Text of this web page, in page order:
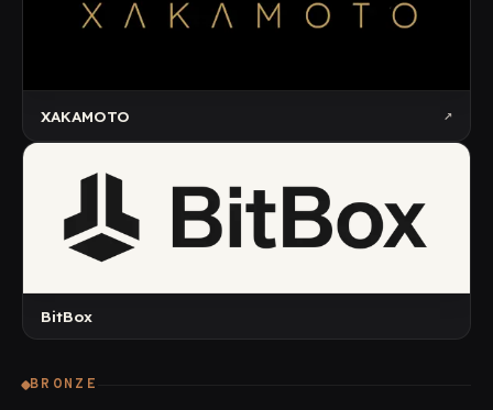
XAKAMOTO ↗
BitBox
BRONZE